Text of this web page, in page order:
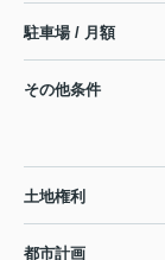
駐車場 / 月額
その他条件
土地権利
都市計画